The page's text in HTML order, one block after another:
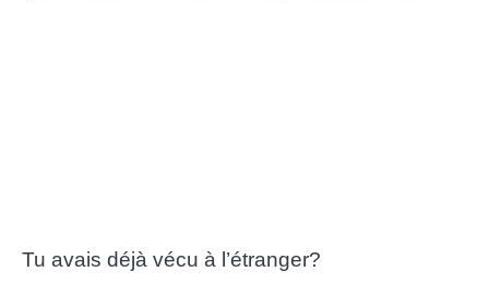
Tu avais déjà vécu à l’étranger?